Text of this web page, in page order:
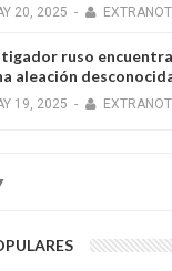
20, 2025 -
ruso
aleación
19, 2025 -